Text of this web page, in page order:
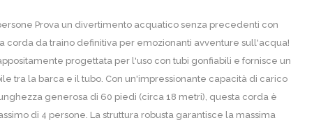
Prova un divertimento acquatico senza precedenti con
corda da traino definitiva per emozionanti avventure sull'acqua!
progettata per l'uso con tubi gonfiabili e fornisce un
tra la barca e il tubo. Con un'impressionante capacità di carico
generosa di 60 piedi (circa 18 metri), questa corda è
di 4 persone. La struttura robusta garantisce la massima